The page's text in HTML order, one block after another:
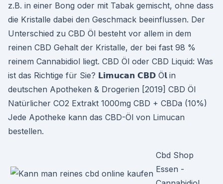
z.B. in einer Bong oder mit Tabak gemischt, ohne dass
die Kristalle dabei den Geschmack beeinflussen. Der
Unterschied zu CBD Öl besteht vor allem in dem
reinen CBD Gehalt der Kristalle, der bei fast 98 %
reinem Cannabidiol liegt. CBD Öl oder CBD Liquid: Was
ist das Richtige für Sie? 𝗟𝗶𝗺𝘂𝗰𝗮𝗻 𝗖𝗕𝗗 Ö𝗹 in
deutschen Apotheken & Drogerien [2019] CBD Öl
Natürlicher CO2 Extrakt 1000mg CBD + CBDa (10%)
Jede Apotheke kann das CBD-Öl von Limucan
bestellen.
Cbd Shop
Essen -